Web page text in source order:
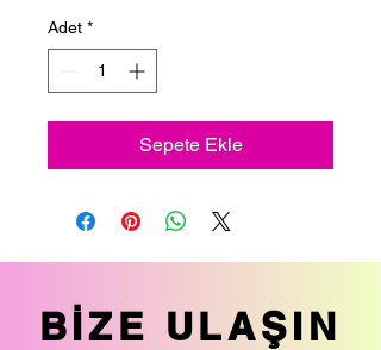
Adet *
Sepete Ekle
BİZE ULAŞIN